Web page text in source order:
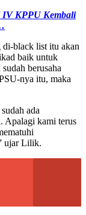
IV KPPU Kembali
di-black list itu akan
baik untuk
berusaha
nya itu, maka
ada
Apalagi kami terus
ujar Lilik.